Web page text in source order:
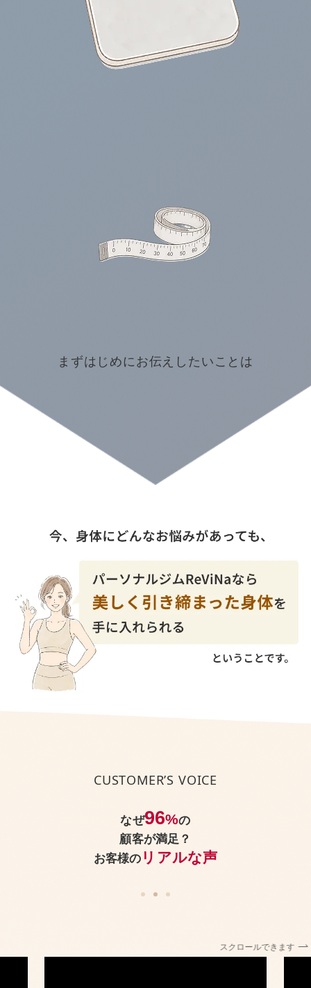
まずはじめにお伝えしたいことは
パーソナルジムReViNaなら
美しく引き締まった身体を手に入れられる
CUSTOMER’S VOICE
なぜ96%の
顧客が満足？
お客様の リアルな声
スクロールできます